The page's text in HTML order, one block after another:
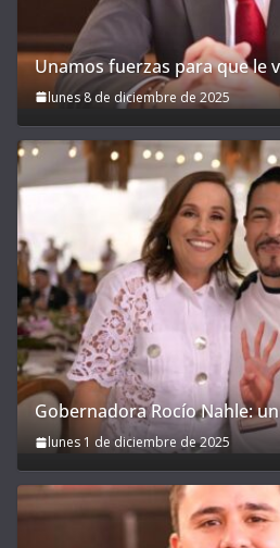
Unamos fuerzas para que le
lunes 8 de diciembre de 2025
Gobernadora Rocío Nahle:
lunes 1 de diciembre de 2025